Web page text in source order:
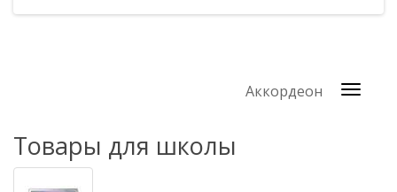
Аккордеон
Товары для школы